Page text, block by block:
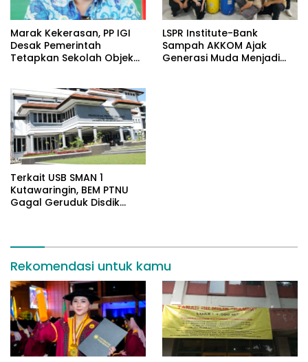
​Marak Kekerasan, PP IGI
Desak Pemerintah
Tetapkan Sekolah Objek
LSPR Institute-Bank
Sampah AKKOM Ajak
Generasi Muda Menjadi
Terkait USB SMAN 1
Kutawaringin, BEM PTNU
Gagal Geruduk Disdik
Rekomendasi untuk kamu